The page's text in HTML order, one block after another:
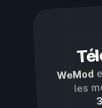
WeMod
les